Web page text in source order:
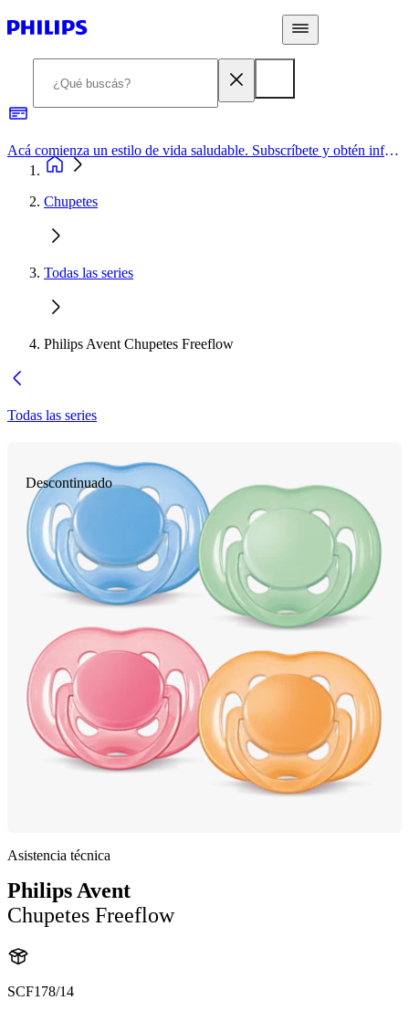
Acá comienza un estilo de vida saludable. Subscríbete y obtén información de primera mano
Chupetes
Todas las series
Philips Avent Chupetes Freeflow
Todas las series
Descontinuado
Asistencia técnica
Philips Avent
Chupetes Freeflow
SCF178/14